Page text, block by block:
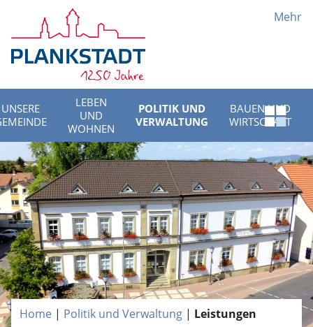
Mehr
UNSERE
LEBEN
UND
WOHNEN
POLITIK UND
VERWALTUNG
BAUEN UND
WIRTSCHAFT
Menü
öffnen
Home | Politik und Verwaltung | Leistungen